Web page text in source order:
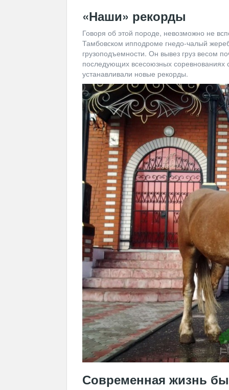
«Наши» рекорды
Говоря об этой породе, невозможно не
Тамбовском ипподроме гнедо-чалый
грузоподъемности. Он вывез груз весом
последующих всесоюзных соревнованиях
устанавливали новые рекорды.
Современная жизнь